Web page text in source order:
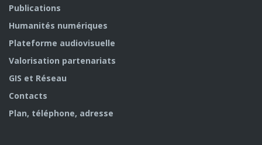
Publications
Humanités numériques
Plateforme audiovisuelle
Valorisation partenariats
GIS et Réseau
Contacts
Plan, téléphone, adresse